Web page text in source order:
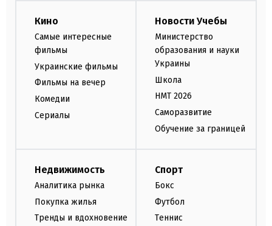
Кино
Самые интересные
фильмы
Украинские фильмы
Фильмы на вечер
Комедии
Сериалы
Новости Учебы
Министерство
образования и науки
Украины
Школа
НМТ 2026
Саморазвитие
Обучение за границей
Недвижимость
Аналитика рынка
Покупка жилья
Тренды и вдохновение
Спорт
Бокс
Футбол
Теннис